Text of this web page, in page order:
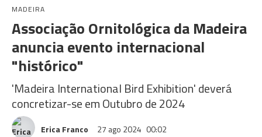
MADEIRA
Associação Ornitológica da Madeira
anuncia evento internacional
"histórico"
'Madeira International Bird Exhibition' deverá
concretizar-se em Outubro de 2024
Erica Franco 27 ago 2024 00:02